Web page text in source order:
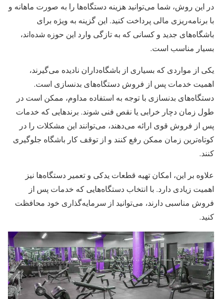
در این روش، شما می‌توانید هزینه دستگاه‌ها را به صورت ماهانه و
با برنامه‌ریزی مالی پرداخت کنید. این گزینه به ویژه برای
باشگاه‌های جدید و کسانی که به تازگی وارد این حوزه شده‌اند،
بسیار مناسب است.
یکی از مواردی که بسیاری از باشگاه‌داران نادیده می‌گیرند،
اهمیت خدمات پس از فروش دستگاه‌های بدنسازی است.
دستگاه‌های بدنسازی با توجه به استفاده مداوم، ممکن است در
طول زمان دچار خرابی یا نقص فنی شوند. برندهایی که خدمات
پس از فروش قوی ارائه می‌دهند، می‌توانند این مشکلات را در
کوتاه‌ترین زمان ممکن رفع کنند و از توقف کار باشگاه جلوگیری
کنند.
علاوه بر این، امکان تهیه قطعات یدکی و تعمیر دستگاه‌ها نیز
اهمیت زیادی دارد. با انتخاب دستگاه‌هایی که خدمات پس از
فروش مناسبی دارند، می‌توانید از سرمایه‌گذاری خود محافظت
کنید.